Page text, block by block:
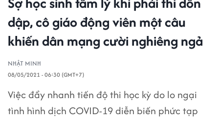
dập, cô giáo động viên một câu
khiến dân mạng cười nghiêng ngả
NHẬT MINH
08/05/2021 - 06:30 (GMT+7)
Việc đẩy nhanh tiến độ thi học kỳ do lo ngại
tình hình dịch COVID-19 diễn biến phức tạp